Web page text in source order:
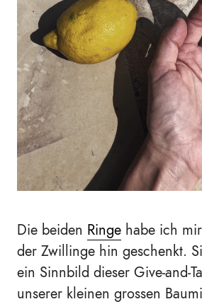
Die beiden Ringe habe ich
der Zwillinge hin geschenkt.
ein Sinnbild dieser Give-and-
unserer kleinen grossen